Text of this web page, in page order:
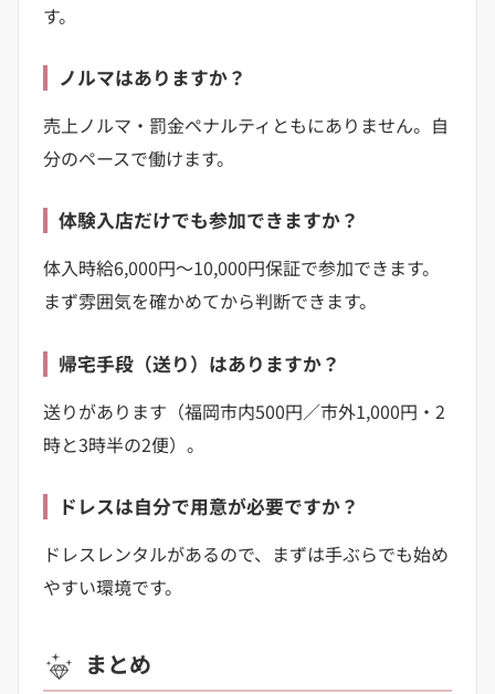
す。
ノルマはありますか？
売上ノルマ・罰金ペナルティともにありません。自
分のペースで働けます。
体験入店だけでも参加できますか？
体入時給6,000円〜10,000円保証で参加できます。
まず雰囲気を確かめてから判断できます。
帰宅手段（送り）はありますか？
送りがあります（福岡市内500円／市外1,000円・2
時と3時半の2便）。
ドレスは自分で用意が必要ですか？
ドレスレンタルがあるので、まずは手ぶらでも始め
やすい環境です。
まとめ